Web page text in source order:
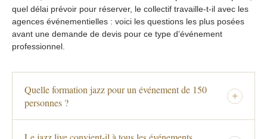
quel délai prévoir pour réserver, le collectif travaille-t-il avec les
agences événementielles : voici les questions les plus posées
avant une demande de devis pour ce type d’événement
professionnel.
Quelle formation jazz pour un événement de 150
personnes ?
+